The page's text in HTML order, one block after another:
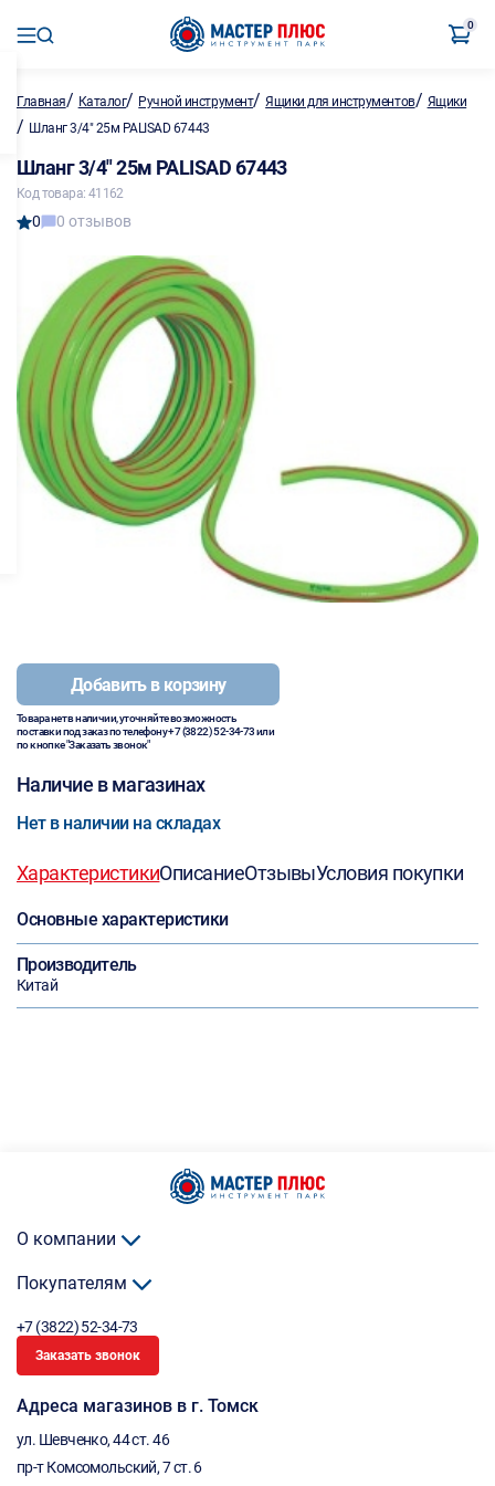
0
Главная/ Каталог/ Ручной инструмент/Ящики для инструментов/ Ящики
/ Шланг 3/4" 25м PALISAD 67443
Шланг 3/4" 25м PALISAD 67443
Код товара: 41162
0 0 отзывов
Добавить в корзину
Товара нет в наличии, уточняйте возможность
поставки под заказ по телефону+7 (3822) 52-34-73или
по кнопке "Заказать звонок"
Наличие в магазинах
Нет в наличии на складах
ХарактеристикиОписаниеОтзывыУсловия покупки
Основные характеристики
Производитель
Китай
О компании
Покупателям
+7 (3822) 52-34-73
Заказать звонок
Адреса магазинов в г. Томск
ул. Шевченко, 44 ст. 46
пр-т Комсомольский, 7 ст. 6